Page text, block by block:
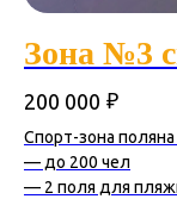
Зона №3
200 000 ₽
Спорт-зона
— до 200 чел
— 2 поля для